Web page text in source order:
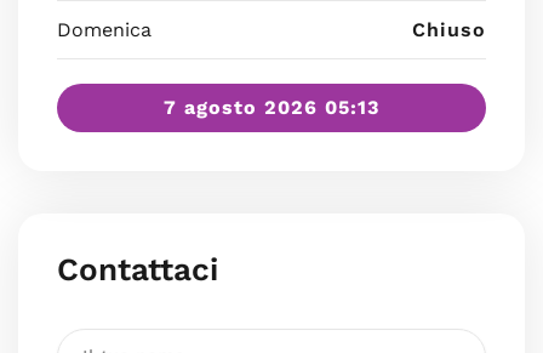
Domenica Chiuso
7 agosto 2026 05:13
Contattaci